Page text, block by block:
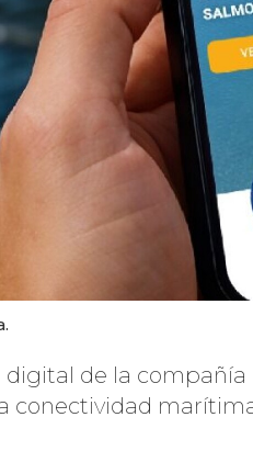
de la
conectividad